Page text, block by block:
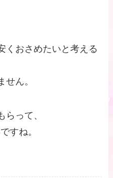
くおさめたいと考える
せん。
らって、
すね。